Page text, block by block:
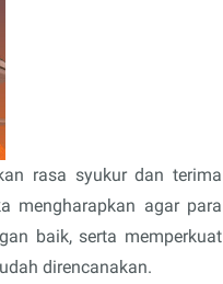
rasa syukur dan terima
mengharapkan agar para
baik, serta memperkuat
direncanakan.